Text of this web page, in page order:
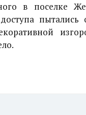
в поселке
пытались